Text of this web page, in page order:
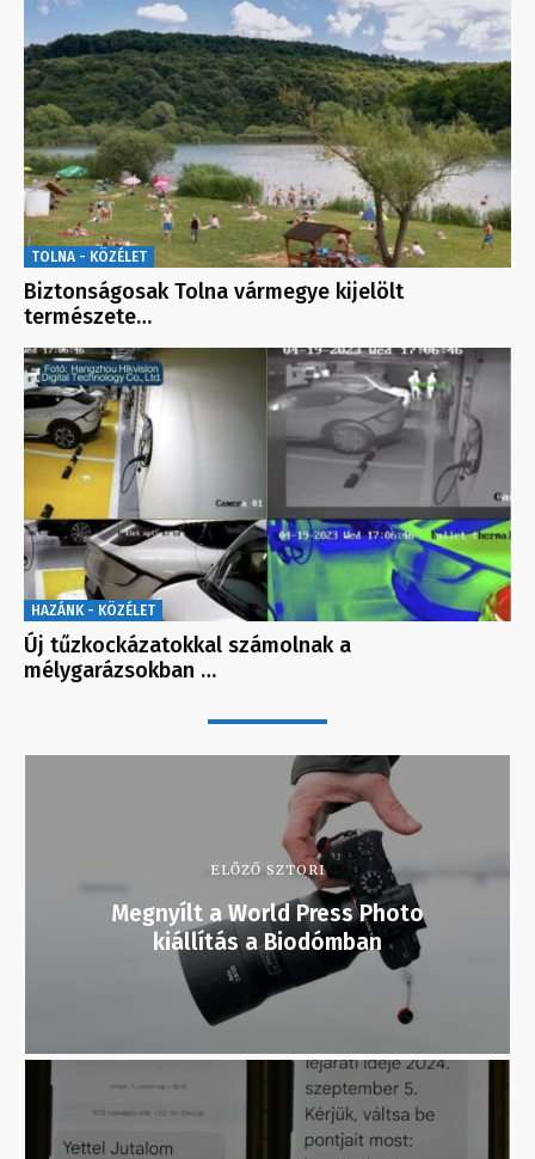
TOLNA - KÖZÉLET
Biztonságosak Tolna vármegye kijelölt
természete…
HAZÁNK - KÖZÉLET
Új tűzkockázatokkal számolnak a
mélygarázsokban …
ELŐZŐ SZTORI
Megnyílt a World Press Photo
kiállítás a Biodómban